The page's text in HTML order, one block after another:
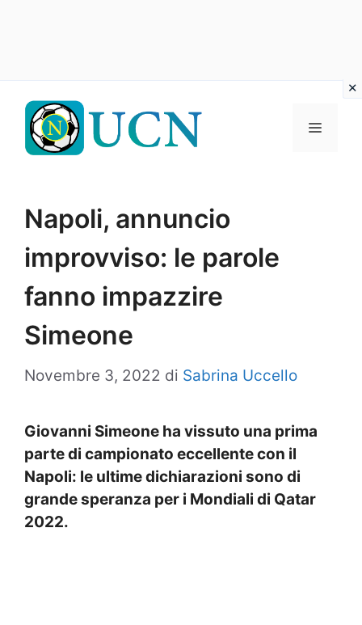
contenuto
Menu
Napoli, annuncio
improvviso: le parole
fanno impazzire
Simeone
Novembre 3, 2022 di Sabrina Uccello
Giovanni Simeone ha vissuto una prima
parte di campionato eccellente con il
Napoli: le ultime dichiarazioni sono di
grande speranza per i Mondiali di Qatar
2022.